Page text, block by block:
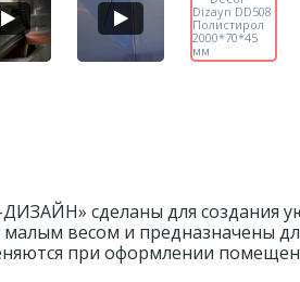
сделаны для создания
малым весом и предназначены
при оформлении